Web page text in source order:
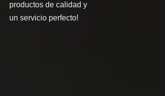
productos de calidad y
un servicio perfecto!